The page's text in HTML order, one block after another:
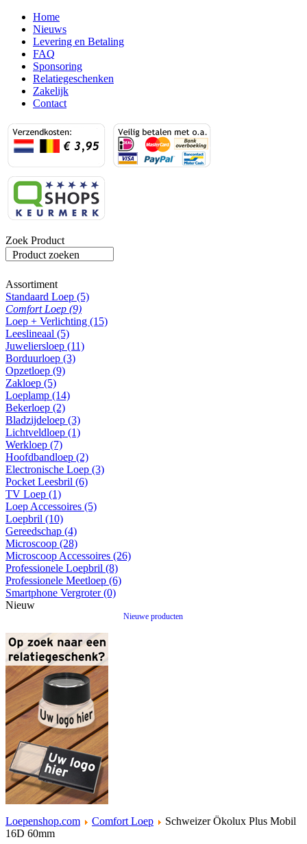
Home
Nieuws
Levering en Betaling
FAQ
Sponsoring
Relatiegeschenken
Zakelijk
Contact
Zoek Product
Product zoeken
Assortiment
Standaard Loep (5)
Comfort Loep (9)
Loep + Verlichting (15)
Leeslineaal (5)
Juweliersloep (11)
Borduurloep (3)
Opzetloep (9)
Zakloep (5)
Loeplamp (14)
Bekerloep (2)
Bladzijdeloep (3)
Lichtveldloep (1)
Werkloep (7)
Hoofdbandloep (2)
Electronische Loep (3)
Pocket Leesbril (6)
TV Loep (1)
Loep Accessoires (5)
Loepbril (10)
Gereedschap (4)
Microscoop (28)
Microscoop Accessoires (26)
Professionele Loepbril (8)
Professionele Meetloep (6)
Smartphone Vergroter (0)
Nieuw
Nieuwe producten
Loepenshop.com Comfort Loep
Schweizer Ökolux Plus Mobil
16D 60mm